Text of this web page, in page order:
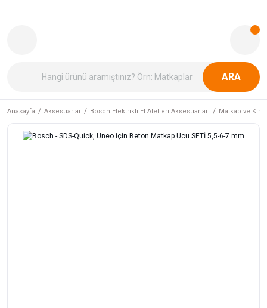
ARA
Anasayfa Aksesuarlar Bosch Elektrikli El Aletleri Aksesuarları Matkap ve